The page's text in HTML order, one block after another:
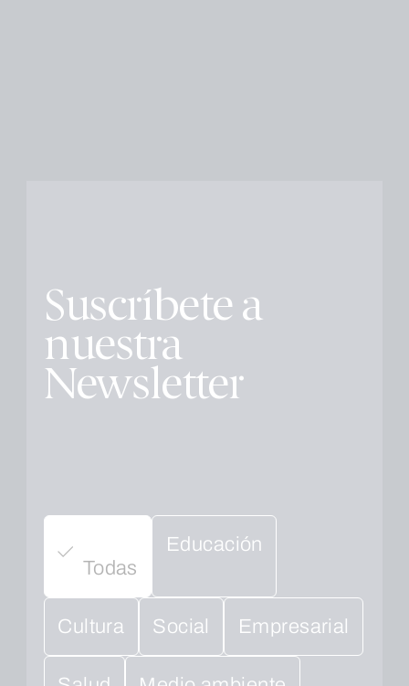
Suscríbete a
nuestra
Newsletter
Todas
Educación
Cultura Social Empresarial